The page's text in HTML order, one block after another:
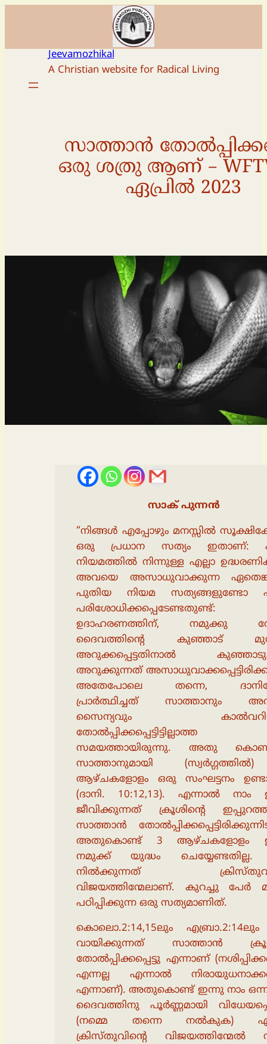
Jeevamozhikal
A Christian website for Radical Living
സാത്താൻ
ഒരു ശത്രു ആണ് –
ഏപ്രിൽ 2023
സാക് പുന്നന്‍
“നിങ്ങൾ എപ്പോഴും മനസ്സിൽ
ഒരു പ്രധാന സത്യം ഇതാണ്:
നിയമത്തിൽ നിന്നുള്ള എല്ലാ
അവയെ അസാധുവാക്കുന്ന
പുതിയ നിയമ സത്യങ്ങളുണ്ടോ
പരിശോധിക്കപ്പെടേണ്ടതുണ്ട്:
ഉദാഹരണത്തിന്, നമുക്കു
ദൈവത്തിൻ്റെ കുഞ്ഞാട്
അറുക്കപ്പെട്ടതിനാൽ
അറുക്കുന്നത്
അതേപോലെ തന്നെ,
പ്രാർത്ഥിച്ചത് സാത്താനും
സൈന്യവും
സമയത്തായിരുന്നു. അതു
സാത്താനുമായി
ആഴ്ചകളോളം ഒരു സംഘട്ടനം
(ദാനി. 10:12,13). എന്നാൽ നാം
ജീവിക്കുന്നത് ക്രൂശിൻ്റെ
സാത്താൻ
അതുകൊണ്ട് 3 ആഴ്ചകളോളം
നമുക്ക് യുദ്ധം ചെയ്യേണ്ടതില്ല.
നിൽക്കുന്നത്
വിജയത്തിന്മേലാണ്. കുറച്ചു പേർ
പഠിപ്പിക്കുന്ന ഒരു സത്യമാണിത്.
കൊലൊ.2:14,15ലും എബ്രാ.2:14ലും
വായിക്കുന്നത് സാത്താൻ
തോൽപ്പിക്കപ്പെട്ടു എന്നാണ്
എന്നല്ല എന്നാൽ
എന്നാണ്). അതുകൊണ്ട് ഇന്നു നാം
ദൈവത്തിനു പൂർണ്ണമായി
(നമ്മെ തന്നെ നൽകുക)
ക്രിസ്തുവിൻ്റെ വിജയത്തിന്മേൽ